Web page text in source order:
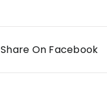
Share On Facebook